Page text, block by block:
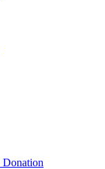
Donation